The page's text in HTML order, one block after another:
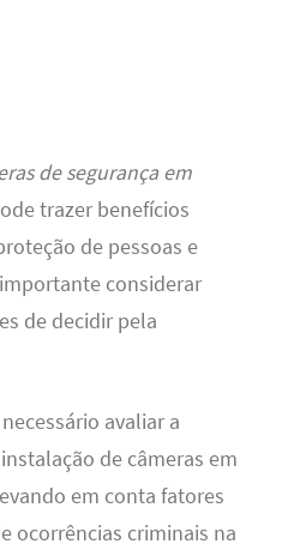
de segurança em
trazer benefícios
de pessoas e
considerar
de decidir pela
avaliar a
de câmeras em
em conta fatores
ocorrências criminais na